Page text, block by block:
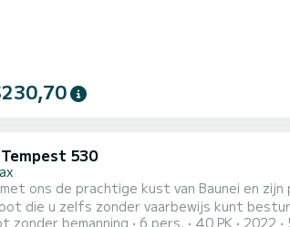
530
ons de prachtige kust van Baunei en
die u zelfs zonder vaarbewijs kunt
zonder bemanning 6 pers. 40 PK 2022